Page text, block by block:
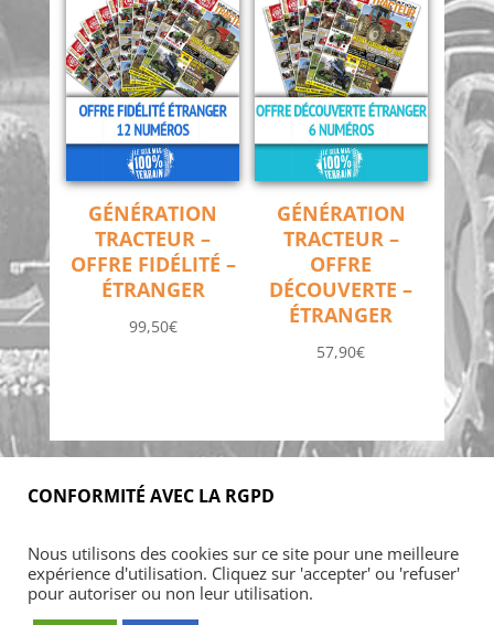
GÉNÉRATION
TRACTEUR –
OFFRE FIDÉLITÉ –
ÉTRANGER
99,50€
GÉNÉRATION
TRACTEUR –
OFFRE
DÉCOUVERTE –
ÉTRANGER
57,90€
CONFORMITÉ AVEC LA RGPD
Nous utilisons des cookies sur ce site pour une meilleure
expérience d'utilisation. Cliquez sur 'accepter' ou 'refuser'
pour autoriser ou non leur utilisation.